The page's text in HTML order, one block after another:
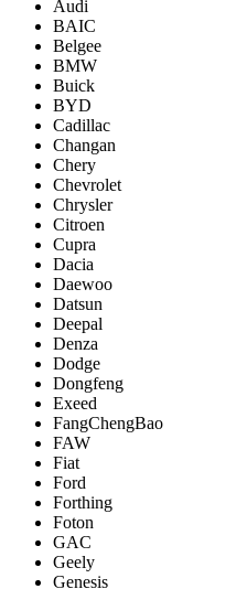
Audi
BAIC
Belgee
BMW
Buick
BYD
Cadillac
Changan
Chery
Chevrolet
Chrysler
Citroen
Cupra
Dacia
Daewoo
Datsun
Deepal
Denza
Dodge
Dongfeng
Exeed
FangChengBao
FAW
Fiat
Ford
Forthing
Foton
GAC
Geely
Genesis